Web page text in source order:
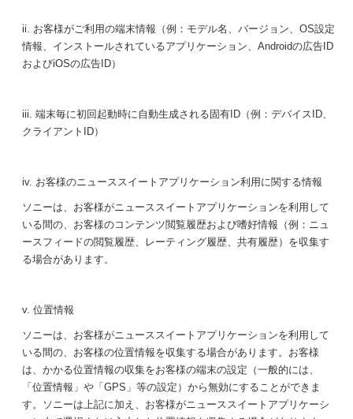
ii. お客様がご利用の端末情報（例：モデル名、バージョン、OS設定
情報、インストールされているアプリケーション、Androidの広告ID
およびiOSの広告ID）
iii. 端末毎に初回起動時に自動生成される固有ID（例：デバイスID、
クライアントID）
iv. お客様のニューススイートアプリケーション利用に関する情報
ソニーは、お客様がニューススイートアプリケーションを利用して
いる間の、お客様のコンテンツ閲覧履歴および嗜好情報（例：ニュ
ースフィードの閲覧履歴、レーティング履歴、共有履歴）を収集す
る場合があります。
v. 位置情報
ソニーは、お客様がニューススイートアプリケーションを利用して
いる間の、お客様の位置情報を収集する場合があります。お客様
は、かかる位置情報の収集をお客様の端末の設定（一般的には、
「位置情報」や「GPS」等の設定）から無効にすることができま
す。ソニーは上記に加え、お客様がニューススイートアプリケーシ